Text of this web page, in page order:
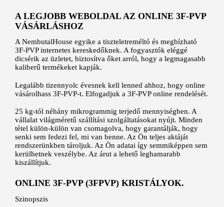
A LEGJOBB WEBOLDAL AZ ONLINE 3F-PVP
VÁSÁRLÁSHOZ
A NembutalHouse egyike a tiszteletreméltó és megbízható
3F-PVP internetes kereskedőknek. A fogyasztók eléggé
dicsérik az üzletet, biztosítva őket arról, hogy a legmagasabb
kaliberű termékeket kapják.
Legalább tizennyolc évesnek kell lenned ahhoz, hogy online
vásárolhass 3F-PVP-t. Elfogadjuk a 3F-PVP online rendelését.
25 kg-tól néhány mikrogrammig terjedő mennyiségben. A
vállalat világméretű szállítási szolgáltatásokat nyújt. Minden
tétel külön-külön van csomagolva, hogy garantálják, hogy
senki sem fedezi fel, mi van benne. Az Ön teljes aktáját
rendszerünkben tároljuk. Az Ön adatai így semmiképpen sem
kerülhetnek veszélybe. Az árut a lehető leghamarabb
kiszállítjuk.
ONLINE 3F-PVP (3FPVP) KRISTÁLYOK.
Szinopszis